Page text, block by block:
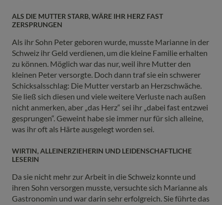
ALS DIE MUTTER STARB, WÄRE IHR HERZ FAST
ZERSPRUNGEN
Als ihr Sohn Peter geboren wurde, musste Marianne in der
Schweiz ihr Geld verdienen, um die kleine Familie erhalten
zu können. Möglich war das nur, weil ihre Mutter den
kleinen Peter versorgte. Doch dann traf sie ein schwerer
Schicksalsschlag: Die Mutter verstarb an Herzschwäche.
Sie ließ sich diesen und viele weitere Verluste nach außen
nicht anmerken, aber „das Herz“ sei ihr „dabei fast entzwei
gesprungen“. Geweint habe sie immer nur für sich alleine,
was ihr oft als Härte ausgelegt worden sei.
WIRTIN, ALLEINERZIEHERIN UND LEIDENSCHAFTLICHE
LESERIN
Da sie nicht mehr zur Arbeit in die Schweiz konnte und
ihren Sohn versorgen musste, versuchte sich Marianne als
Gastronomin und war darin sehr erfolgreich. Sie führte das